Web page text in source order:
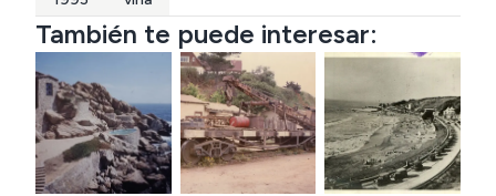
También te puede interesar: